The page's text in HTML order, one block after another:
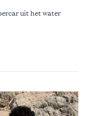
uit het water